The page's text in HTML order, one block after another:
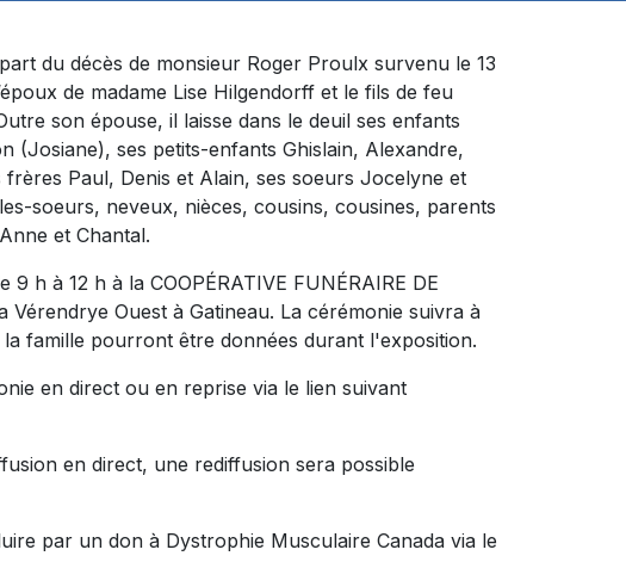
du décès de monsieur Roger Proulx survenu le 13
de madame Lise Hilgendorff et le fils de feu
son épouse, il laisse dans le deuil ses enfants
(Josiane), ses petits-enfants Ghislain, Alexandre,
Paul, Denis et Alain, ses soeurs Jocelyne et
soeurs, neveux, nièces, cousins, cousines, parents
et Chantal.
h à 12 h à la COOPÉRATIVE FUNÉRAIRE DE
Vérendrye Ouest à Gatineau. La cérémonie suivra à
famille pourront être données durant l'exposition.
en direct ou en reprise via le lien suivant
en direct, une rediffusion sera possible
par un don à Dystrophie Musculaire Canada via le